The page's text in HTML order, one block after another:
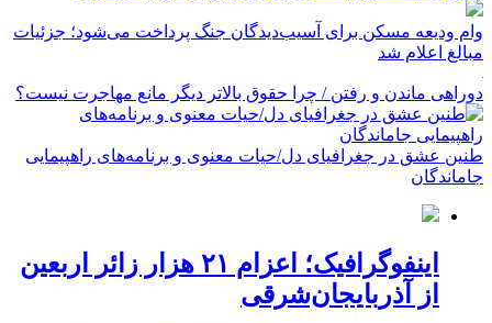
وام ودیعه مسکن برای آسیب‌دیدگان جنگ پرداخت می‌شود؛ جزئیات
مبالغ اعلام شد
دوراهی ماندن و رفتن / چرا حقوق بالاتر دیگر مانع مهاجرت نیست؟
طنین عشق در جغرافیای دل/حیات معنوی و برنامه‌های راهپیمایی
جاماندگان
اینفوگرافیک؛ اعزام ۲۱ هزار زائر اربعین
از آذربایجان‌شرقی